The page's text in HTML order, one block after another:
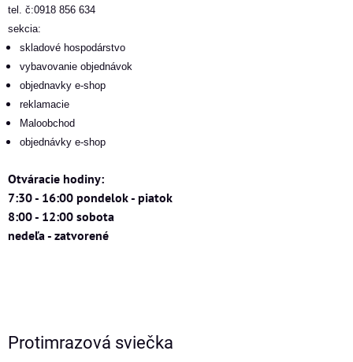
tel. č:0918 856 634
sekcia:
skladové hospodárstvo
vybavovanie objednávok
objednavky e-shop
reklamacie
Maloobchod
objednávky e-shop
Otváracie hodiny:
7:30 - 16:00 pondelok - piatok
8:00 - 12:00 sobota
nedeľa - zatvorené
Protimrazová sviečka